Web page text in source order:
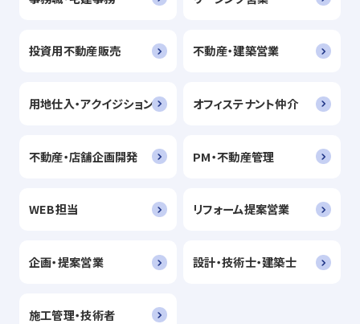
投資用不動産販売 不動産・建築営業
用地仕入・アクイジション オフィステナント仲介
不動産・店舗企画開発 PM・不動産管理
WEB担当 リフォーム提案営業
企画・提案営業 設計・技術士・建築士
施工管理・技術者